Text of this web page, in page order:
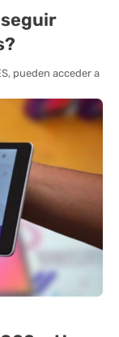
pueden acceder a